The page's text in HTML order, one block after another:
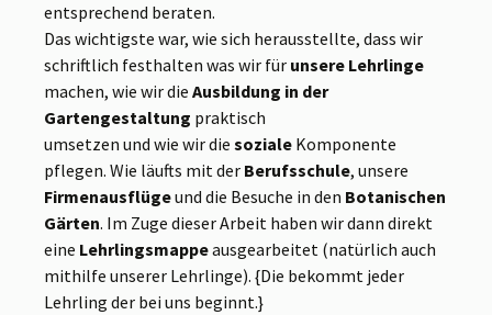
entsprechend beraten.
Das wichtigste war, wie sich herausstellte, dass wir
schriftlich festhalten was wir für unsere Lehrlinge
machen, wie wir die Ausbildung in der
Gartengestaltung praktisch
umsetzen und wie wir die soziale Komponente
pflegen. Wie läufts mit der Berufsschule, unsere
Firmenausflügeund die Besuche in den Botanischen
Gärten. Im Zuge dieser Arbeit haben wir dann direkt
eine Lehrlingsmappeausgearbeitet (natürlich auch
mithilfe unserer Lehrlinge). {Die bekommt jeder
Lehrling der bei uns beginnt.}